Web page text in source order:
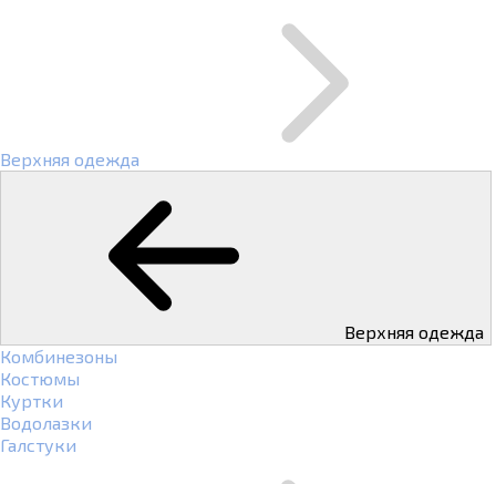
Верхняя одежда
Верхняя одежда
Комбинезоны
Костюмы
Куртки
Водолазки
Галстуки